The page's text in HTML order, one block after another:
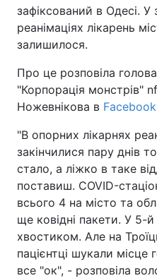
зафіксований в Одесі.
реанімаціях лікарень
залишилося.
Про це розповіла голова
"Корпорація монстрів"
Ножевнікова в Facebook
"В опорних лікарнях
закінчилися пару днів
стало, а ліжко в таке
поставиш. COVID-
всього 4 на місто та
ще ковідні пакети. У 5-
хвостиком. Але на
пацієнтці шукали
все "ок", - розповіла